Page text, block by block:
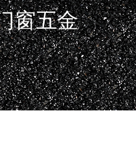
窗五金